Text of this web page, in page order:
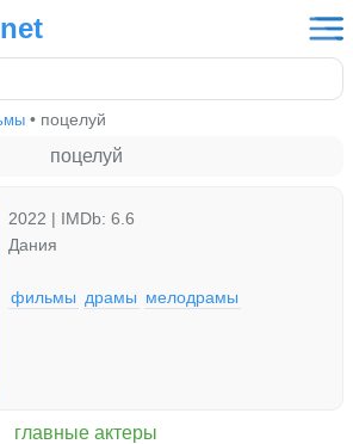
• поцелуй
поцелуй
2022 | IMDb: 6.6
Дания
фильмы драмы мелодрамы
главные актеры